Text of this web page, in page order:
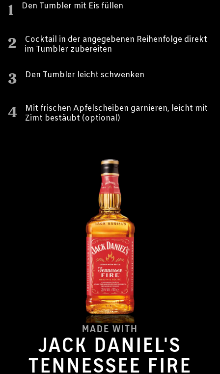
1 Den Tumbler mit Eis füllen
2
Cocktail in der angegebenen Reihenfolge direkt
im Tumbler zubereiten
3 Den Tumbler leicht schwenken
4
Mit frischen Apfelscheiben garnieren, leicht mit
Zimt bestäubt (optional)
MADE WITH
JACK DANIEL'S
TENNESSEE FIRE